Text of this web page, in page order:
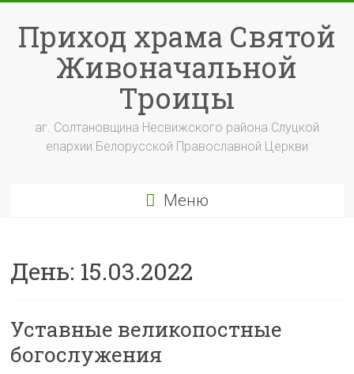
содержимому
Приход храма Святой
Живоначальной
Троицы
аг. Солтановщина Несвижского района Слуцкой
епархии Белорусской Православной Церкви
Меню
День: 15.03.2022
Уставные великопостные
богослужения